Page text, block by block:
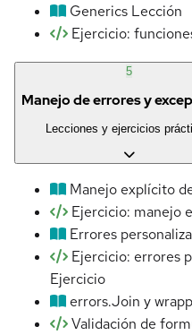
Generics Lección
Ejercicio:
5
Manejo de errores y
Lecciones y ejercicios
Manejo explícito
Ejercicio: manejo
Errores
Ejercicio: errores
Ejercicio
errors.Join y
Validación de